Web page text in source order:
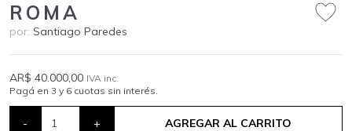
ROMA
por: Santiago Paredes
AR$ 40.000,00 IVA inc.
Pagá en 3 y 6 cuotas sin interés.
- + AGREGAR AL CARRITO